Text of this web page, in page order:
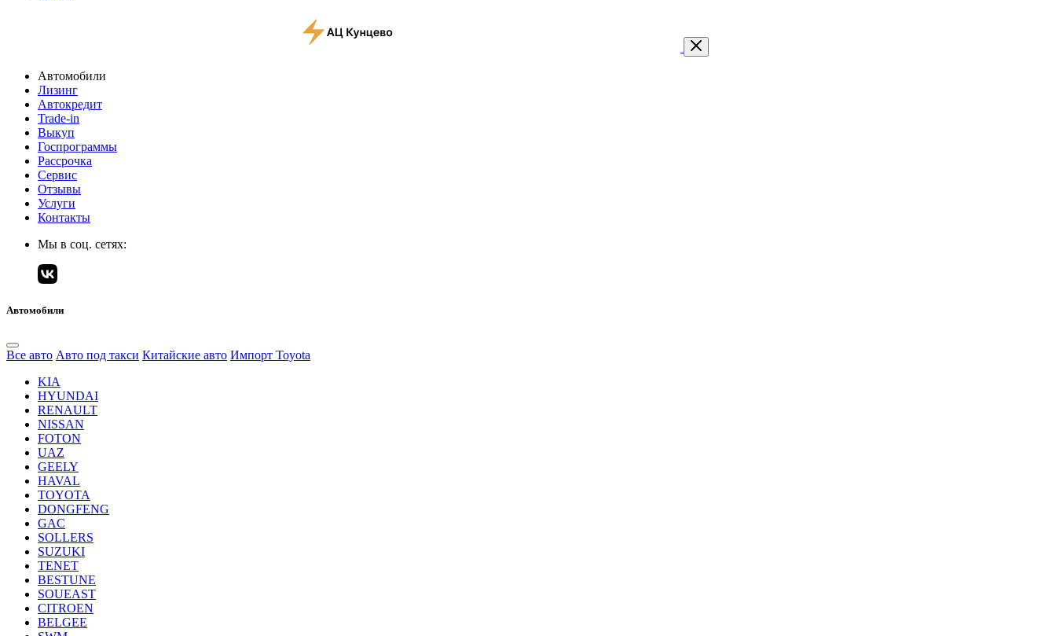
Автомобили
Лизинг
Автокредит
Trade-in
Выкуп
Госпрограммы
Рассрочка
Сервис
Отзывы
Услуги
Контакты
Мы в соц. сетях:
Автомобили
Все авто Авто под такси Китайские авто Импорт Toyota
KIA
HYUNDAI
RENAULT
NISSAN
FOTON
UAZ
GEELY
HAVAL
TOYOTA
DONGFENG
GAC
SOLLERS
SUZUKI
TENET
BESTUNE
SOUEAST
CITROEN
BELGEE